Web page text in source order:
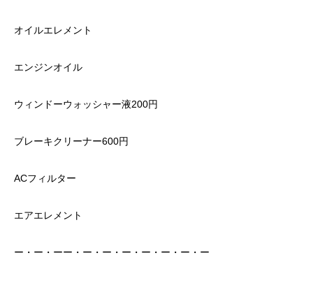
オイルエレメント
エンジンオイル
ウィンドーウォッシャー液200円
ブレーキクリーナー600円
ACフィルター
エアエレメント
ー・ー・ーー・ー・ー・ー・ー・ー・ー・ー